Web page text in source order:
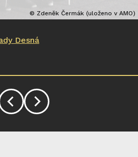
© Zdeněk Čermák (uloženo v AMO)
Desná